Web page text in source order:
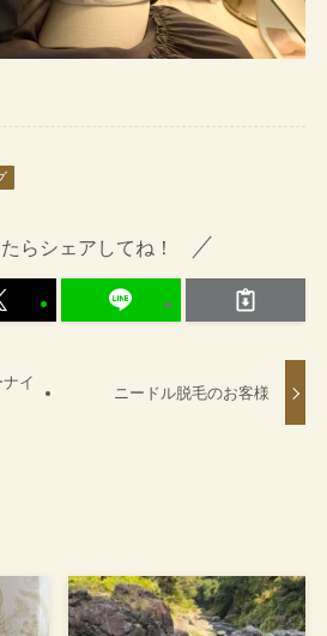
らシェアしてね！
イ
ニードル脱毛のお客様